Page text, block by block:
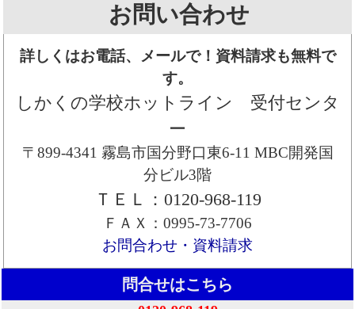
お問い合わせ
詳しくはお電話、メールで！資料請求も無料で
す。
しかくの学校ホットライン 受付センタ
ー
〒899-4341 霧島市国分野口東6-11 MBC開発国
分ビル3階
ＴＥＬ：0120-968-119
ＦＡＸ：0995-73-7706
お問合わせ・資料請求
問合せはこちら